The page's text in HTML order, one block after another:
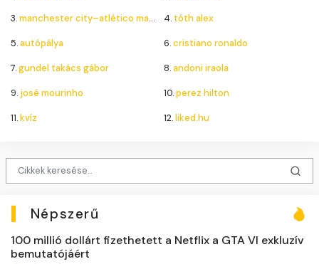
3.manchester city–atlético madrid 4. tóth alex
5.autópálya 6.cristiano ronaldo
7.gundel takács gábor 8.andoni iraola
9. josé mourinho 10.perez hilton
11.kvíz 12.liked.hu
Népszerű
100 millió dollárt fizethetett a Netflix a GTA VI exkluzív
bemutatójáért